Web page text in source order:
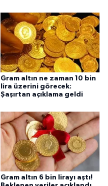
Gram altın ne zaman 10 bin
lira üzerini görecek:
Şaşırtan açıklama geldi
Gram altın 6 bin lirayı aştı!